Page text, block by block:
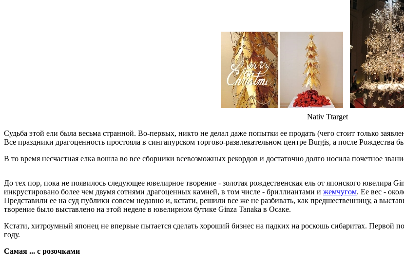
Nativ Ttarget
Судьба этой ели была весьма странной. Во-первых, никто не делал даже попытки ее продать (чего стоит только
Все праздники драгоценность простояла в сингапурском торгово-развлекательном центре Burgis, а после Рождества
В то время несчастная елка вошла во все сборники всевозможных рекордов и достаточно долго носила почетное
До тех пор, пока не появилось следующее ювелирное творение - золотая рождественская ель от японского ювелира
инкрустировано более чем двумя сотнями драгоценных камней, в том числе - бриллиантами и жемчугом. Ее вес -
Представили ее на суд публики совсем недавно и, кстати, решили все же не разбивать, как предшественницу, а
творение было выставлено на этой неделе в ювелирном бутике Ginza Tanaka в Осаке.
Кстати, хитроумный японец не впервые пытается сделать хороший бизнес на падких на роскошь сибаритах. Первой
году.
Самая ... с розочками